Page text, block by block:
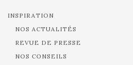
INSPIRATION
NOS ACTUALITÉS
REVUE DE PRESSE
NOS CONSEILS